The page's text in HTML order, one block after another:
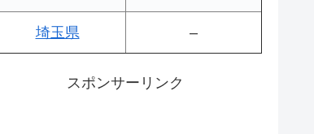
埼玉県 –
スポンサーリンク